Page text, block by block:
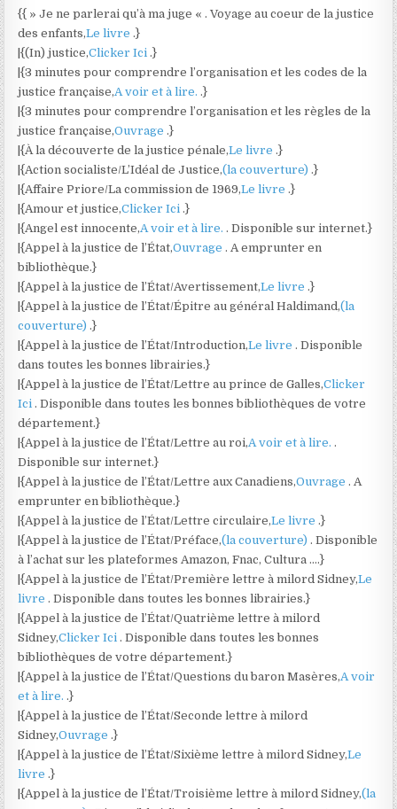
{{ » Je ne parlerai qu’à ma juge « . Voyage au coeur de la justice
des enfants,Le livre.}
|{(In) justice,Clicker Ici.}
|{3 minutes pour comprendre l’organisation et les codes de la
justice française,A voir et à lire..}
|{3 minutes pour comprendre l’organisation et les règles de la
justice française,Ouvrage.}
|{À la découverte de la justice pénale,Le livre.}
|{Action socialiste/L’Idéal de Justice,(la couverture).}
|{Affaire Priore/La commission de 1969,Le livre.}
|{Amour et justice,Clicker Ici.}
|{Angel est innocente,A voir et à lire.. Disponible sur internet.}
|{Appel à la justice de l’État,Ouvrage. A emprunter en
bibliothèque.}
|{Appel à la justice de l’État/Avertissement,Le livre.}
|{Appel à la justice de l’État/Épitre au général Haldimand,(la
couverture).}
|{Appel à la justice de l’État/Introduction,Le livre. Disponible
dans toutes les bonnes librairies.}
|{Appel à la justice de l’État/Lettre au prince de Galles,Clicker
Ici. Disponible dans toutes les bonnes bibliothèques de votre
département.}
|{Appel à la justice de l’État/Lettre au roi,A voir et à lire..
Disponible sur internet.}
|{Appel à la justice de l’État/Lettre aux Canadiens,Ouvrage. A
emprunter en bibliothèque.}
|{Appel à la justice de l’État/Lettre circulaire,Le livre.}
|{Appel à la justice de l’État/Préface,(la couverture). Disponible
à l’achat sur les plateformes Amazon, Fnac, Cultura ….}
|{Appel à la justice de l’État/Première lettre à milord Sidney,Le
livre. Disponible dans toutes les bonnes librairies.}
|{Appel à la justice de l’État/Quatrième lettre à milord
Sidney,Clicker Ici. Disponible dans toutes les bonnes
bibliothèques de votre département.}
|{Appel à la justice de l’État/Questions du baron Masères,A voir
et à lire..}
|{Appel à la justice de l’État/Seconde lettre à milord
Sidney,Ouvrage.}
|{Appel à la justice de l’État/Sixième lettre à milord Sidney,Le
livre.}
|{Appel à la justice de l’État/Troisième lettre à milord Sidney,(la